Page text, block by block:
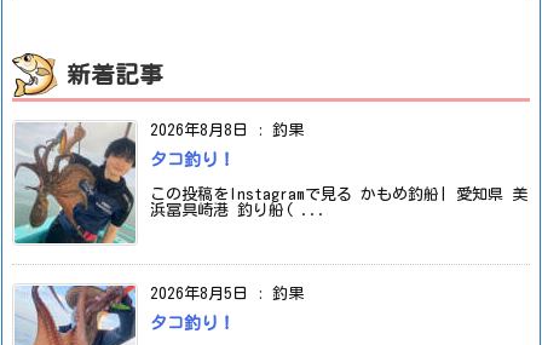
新着記事
2026年8月8日 : 釣果
タコ釣り！
この投稿をInstagramで見る かもめ釣船| 愛知県 美
浜冨具崎港 釣り船( ...
2026年8月5日 : 釣果
タコ釣り！